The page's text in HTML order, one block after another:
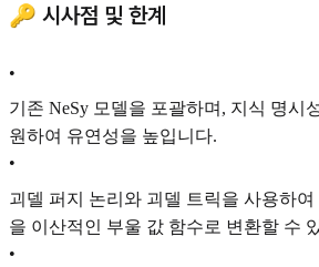
🔑 시사점 및 한계
•
기존 NeSy 모델을 포괄하며, 지식 명시
원하여 유연성을 높입니다.
•
괴델 퍼지 논리와 괴델 트릭을 사용하
을 이산적인 부울 값 함수로 변환할 수
•